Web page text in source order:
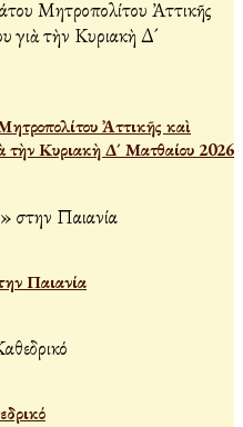
Ἀττικῆς καὶ
τὴν Κυριακὴ Δ´ Ματθαίου 2026
Παιανία